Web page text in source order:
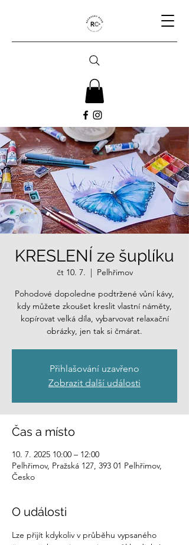
KRESLENÍ ze šuplíku
čt 10. 7.
  |
Pelhřimov
Pohodové dopoledne podtržené vůní kávy,
kdy můžete zkoušet kreslit vlastní náměty,
kopírovat velká díla, vybarvovat relaxační
obrázky, jen tak si čmárat.
Přihlašování uzavřeno
Zobrazit další události
Čas a místo
10. 7. 2025 10:00 – 12:00
Pelhřimov, Pražská 127, 393 01 Pelhřimov,
Česko
O události
Lze přijít kdykoliv v průběhu vypsaného